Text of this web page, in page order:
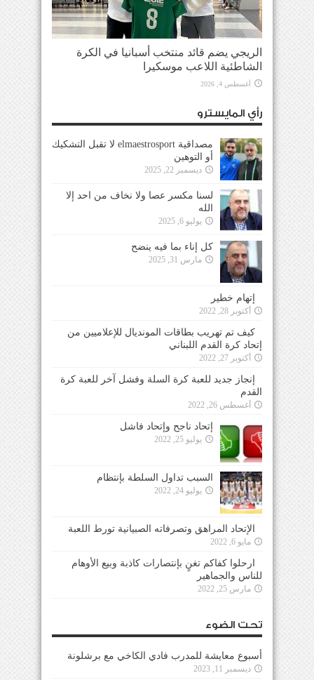
الريجي يضم قائد منتخب أسبانيا في الكرة
الشاطئية اللاعب موسكيرا
أغسطس 4, 2026
رأي المايسترو
مصداقية elmaestrosport لا تقبل التشكيك
أو التوهين
ديسمبر 22, 2025
لسنا مكسر عصا ولا نخاف من احد إلا
الله
يوليو 6, 2025
كل إناء بما فيه ينضح
مارس 31, 2025
إتهام خطير
أكتوبر 28, 2022
كيف تم تهريب بطاقات المونديال للإعلاميين من
إتحاد كرة القدم اللبناني
أكتوبر 27, 2022
إنجاز جديد للعبة كرة السلة وفشل آخر للعبة كرة
القدم
أغسطس 26, 2022
إتحاد ناجح وإتحاد فاشل
يوليو 25, 2022
السبب تداول السلطة بإنتظام
يوليو 24, 2022
الإتحاد المراهق وتصرفاته الصبيانية تورط اللعبة
مايو 6, 2022
ارحلوا كفاكم تغنٍ بإنتصارات كاذبة وبيع الأوهام
للناس والجماهير
مارس 25, 2022
تحت الضوء
أسبوع معايشة للمدرب فادي الكاخي مع برشلونة
ديسمبر 11, 2023